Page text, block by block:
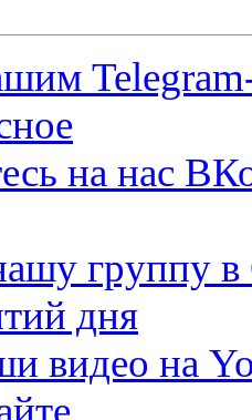
на нас
группу в
дня
видео на